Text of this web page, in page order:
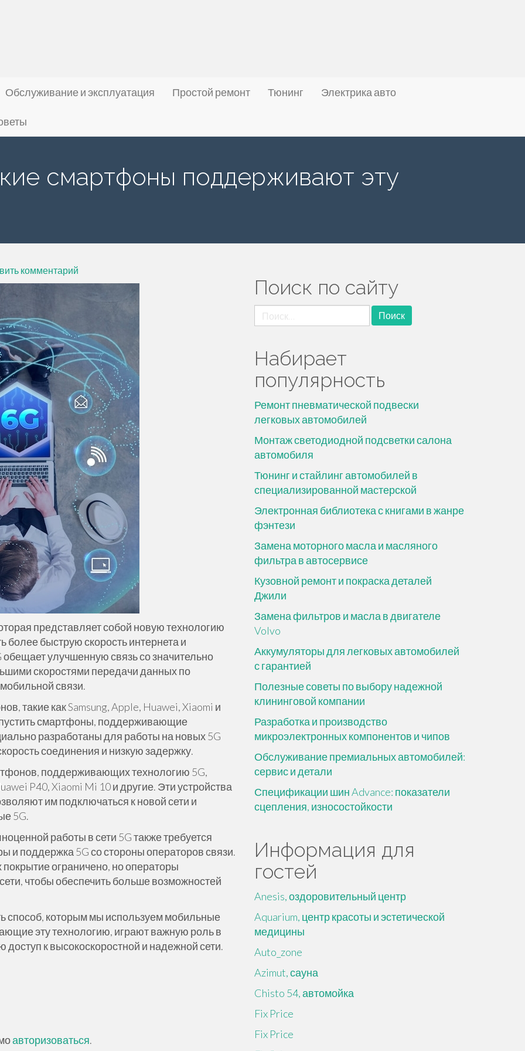
Обслуживание и эксплуатация Простой ремонт Тюнинг Электрика авто
смартфоны поддерживают эту
комментарий
представляет собой новую технологию
быструю скорость интернета и
улучшенную связь со значительно
скоростями передачи данных по
связи.
такие как Samsung, Apple, Huawei, Xiaomi и
смартфоны, поддерживающие
разработаны для работы на новых 5G
соединения и низкую задержку.
поддерживающих технологию 5G,
P40, Xiaomi Mi 10 и другие. Эти устройства
им подключаться к новой сети и
5G.
работы в сети 5G также требуется
и поддержка 5G со стороны операторов связи.
ограничено, но операторы
чтобы обеспечить больше возможностей
способ, которым мы используем мобильные
эту технологию, играют важную роль в
к высокоскоростной и надежной сети.
авторизоваться.
Поиск по сайту
Найти:
Набирает
популярность
Ремонт пневматической подвески
легковых автомобилей
Монтаж светодиодной подсветки салона
автомобиля
Тюнинг и стайлинг автомобилей в
специализированной мастерской
Электронная библиотека с книгами в жанре
фэнтези
Замена моторного масла и масляного
фильтра в автосервисе
Кузовной ремонт и покраска деталей
Джили
Замена фильтров и масла в двигателе
Volvo
Аккумуляторы для легковых автомобилей
с гарантией
Полезные советы по выбору надежной
клининговой компании
Разработка и производство
микроэлектронных компонентов и чипов
Обслуживание премиальных автомобилей:
сервис и детали
Спецификации шин Advance: показатели
сцепления, износостойкости
Информация для
гостей
Anesis, оздоровительный центр
Aquarium, центр красоты и эстетической
медицины
Auto_zone
Azimut, сауна
Chisto 54, автомойка
Fix Price
Fix Price